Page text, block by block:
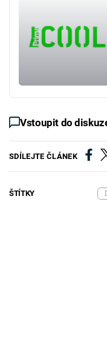
Vstoupit do
SDÍLEJTE ČLÁNEK
ŠTÍTKY